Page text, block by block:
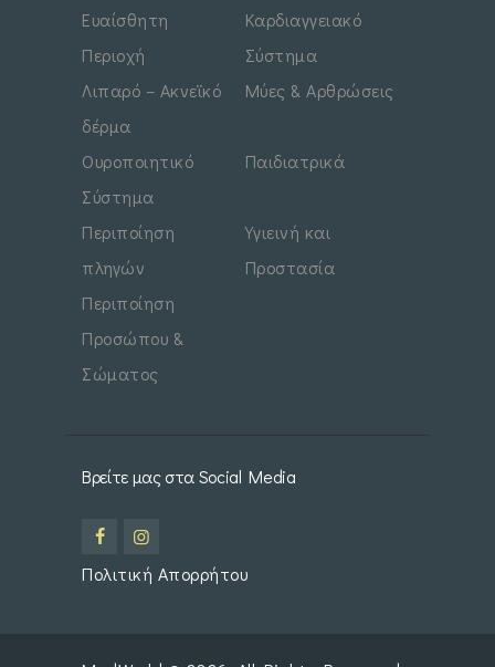
Ευαίσθητη
Περιοχή
Καρδιαγγειακό
Σύστημα
Λιπαρό – Ακνεϊκό
δέρμα
Μύες & Αρθρώσεις
Ουροποιητικό
Σύστημα
Παιδιατρικά
Περιποίηση
πληγών
Υγιεινή και
Προστασία
Περιποίηση
Προσώπου &
Σώματος
Βρείτε μας στα Social Media
Πολιτική Απορρήτου